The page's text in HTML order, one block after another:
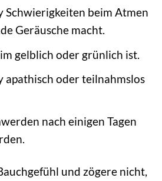
Schwierigkeiten beim Atmen
Geräusche macht.
gelblich oder grünlich ist.
apathisch oder teilnahmslos
nach einigen Tagen
und zögere nicht,